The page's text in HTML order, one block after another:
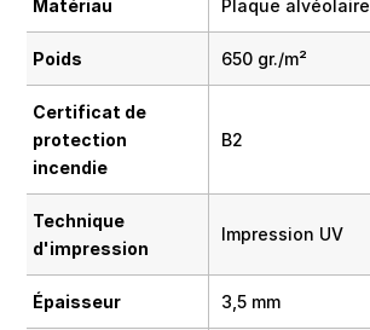
Matériau Plaque alvéolaire
Poids 650 gr./m²
Certificat de
protection
incendie
B2
Technique
d'impression
Impression UV
Épaisseur 3,5 mm